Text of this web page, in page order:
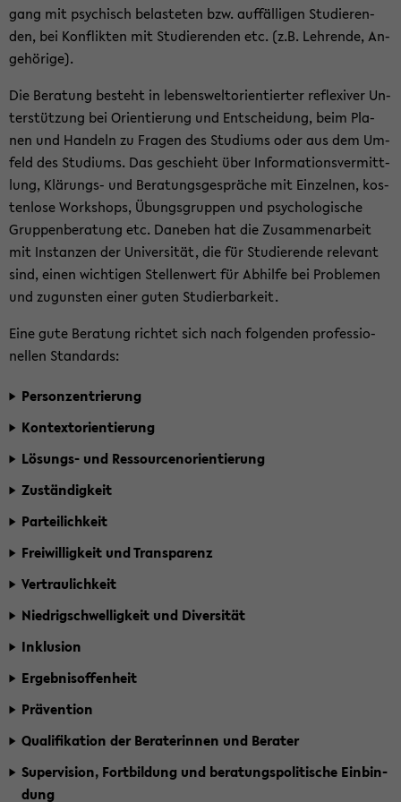
gang mit psy­chisch be­las­te­ten bzw. auf­fäl­li­gen Stu­die­ren­
den, bei Kon­flik­ten mit Stu­die­ren­den etc. (z.B. Leh­ren­de, An­
ge­hö­ri­ge).
Die Be­ra­tung be­steht in le­bens­welt­ori­en­tier­ter re­fle­xi­ver Un­
ter­stüt­zung bei Ori­en­tie­rung und Ent­schei­dung, beim Pla­
nen und Han­deln zu Fra­gen des Stu­di­ums oder aus dem Um­
feld des Stu­di­ums. Das ge­schieht über In­for­ma­ti­ons­ver­mitt­
lung, Klärungs-​ und Be­ra­tungs­ge­sprä­che mit Ein­zel­nen, kos­
ten­lo­se Work­shops, Übungs­grup­pen und psy­cho­lo­gi­sche
Grup­pen­be­ra­tung etc. Da­ne­ben hat die Zu­sam­men­ar­beit
mit In­stan­zen der Uni­ver­si­tät, die für Stu­die­ren­de re­le­vant
sind, einen wich­ti­gen Stel­len­wert für Ab­hil­fe bei Pro­ble­men
und zu­guns­ten einer guten Stu­dier­bar­keit.
Eine gute Be­ra­tung rich­tet sich nach fol­gen­den pro­fes­sio­
nel­len Stan­dards:
Per­son­zen­trie­rung
Kon­text­ori­en­tie­rung
Lösungs-​ und Res­sour­cen­ori­en­tie­rung
Zu­stän­dig­keit
Par­tei­lich­keit
Frei­wil­lig­keit und Trans­pa­renz
Ver­trau­lich­keit
Nied­rig­schwel­lig­keit und Di­ver­si­tät
In­klu­si­on
Er­geb­nis­of­fen­heit
Prä­ven­ti­on
Qua­li­fi­ka­ti­on der Be­ra­te­rin­nen und Be­ra­ter
Su­per­vi­si­on, Fort­bil­dung und be­ra­tungs­po­li­ti­sche Ein­bin­
dung